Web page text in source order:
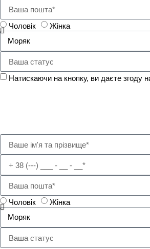
Чоловік Жінка
Натискаючи на кнопку, ви даєте згоду
Чоловік Жінка